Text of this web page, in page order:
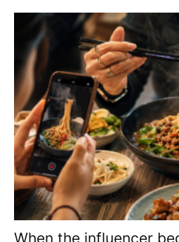
When the influencer